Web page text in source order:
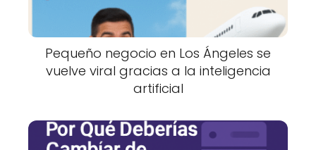
Pequeño negocio en Los Ángeles se
vuelve viral gracias a la inteligencia
artificial